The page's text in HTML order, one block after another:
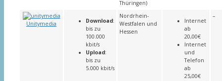
Thüringen)
Unitymedia Download:
bis zu
100.000
kbit/s
Upload:
bis zu
5.000 kbit/s
Nordrhein-
Westfalen und
Hessen
Internet
ab
20,00€
Internet
und
Telefon
ab
25,00€
–